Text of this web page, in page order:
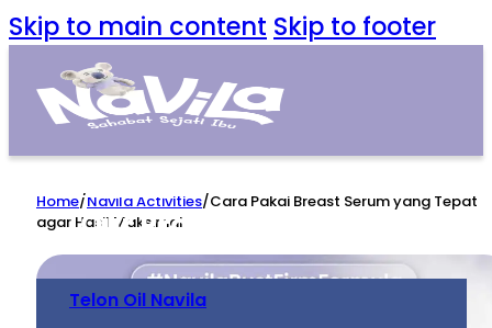
Skip to main content Skip to footer
Home
Our Product
Telon Oil Navila
Home/Navila Activities/Cara Pakai Breast Serum yang Tepat
agar Hasil Maksimal